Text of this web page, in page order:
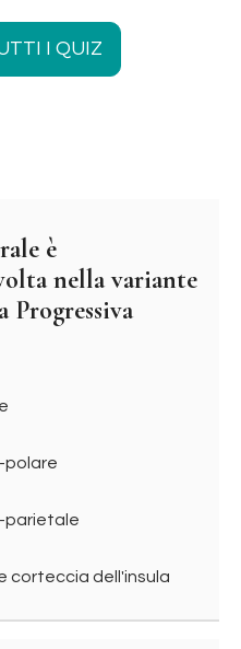
I QUIZ
è
nella variante
Progressiva
polare
parietale
corteccia dell'insula